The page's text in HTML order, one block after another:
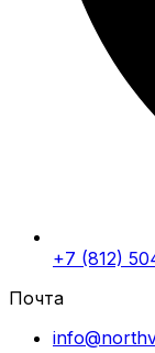
+7 (812)
Почта